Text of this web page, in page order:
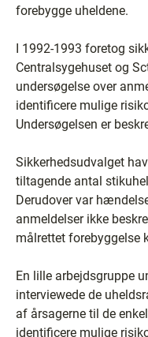
forebygge uheldene.
I 1992-1993 foretog
Centralsygehuset og
undersøgelse over
identificere mulige
Undersøgelsen er
Sikkerhedsudvalget
tiltagende antal
Derudover var
anmeldelser ikke
målrettet
En lille arbejdsgruppe
interviewede de
af årsagerne til de
identificere mulige